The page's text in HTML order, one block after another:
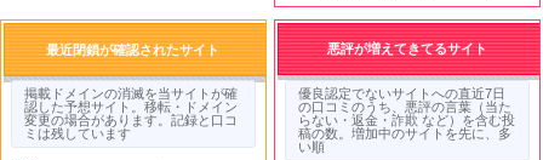
悪評が増えてきてるサイト
優良認定でないサイトへの直近7日
の口コミのうち、悪評の言葉（当た
らない・返金・詐欺 など）を含む投
稿の数。増加中のサイトを先に、多
い順
最近閉鎖が確認されたサイト
掲載ドメインの消滅を当サイトが確
認した予想サイト。移転・ドメイン
変更の場合があります。記録と口コ
ミは残しています